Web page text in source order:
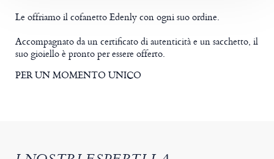
Le offriamo il cofanetto Edenly con ogni suo ordine.
Accompagnato da un certificato di autenticità e un sacchetto, il
suo gioiello è pronto per essere offerto.
PER UN MOMENTO UNICO